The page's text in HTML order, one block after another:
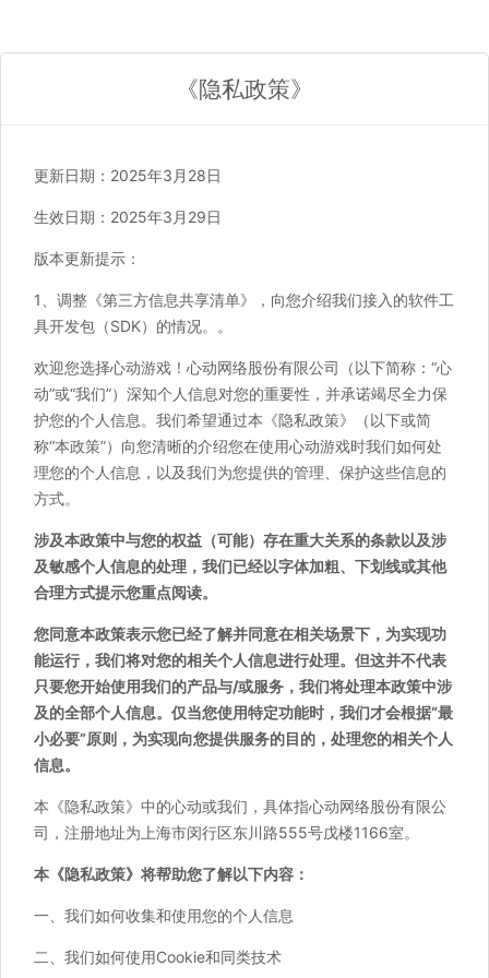
《隐私政策》
更新日期：2025年3月28日
生效日期：2025年3月29日
版本更新提示：
1、调整《第三方信息共享清单》，向您介绍我们接入的软件工
具开发包（SDK）的情况。。
欢迎您选择心动游戏！心动网络股份有限公司（以下简称：“心
动”或“我们”）深知个人信息对您的重要性，并承诺竭尽全力保
护您的个人信息。我们希望通过本《隐私政策》（以下或简
称“本政策”）向您清晰的介绍您在使用心动游戏时我们如何处
理您的个人信息，以及我们为您提供的管理、保护这些信息的
方式。
涉及本政策中与您的权益（可能）存在重大关系的条款以及涉
及敏感个人信息的处理，我们已经以字体加粗、下划线或其他
合理方式提示您重点阅读。
您同意本政策表示您已经了解并同意在相关场景下，为实现功
能运行，我们将对您的相关个人信息进行处理。但这并不代表
只要您开始使用我们的产品与/或服务，我们将处理本政策中涉
及的全部个人信息。仅当您使用特定功能时，我们才会根据“最
小必要”原则，为实现向您提供服务的目的，处理您的相关个人
信息。
本《隐私政策》中的心动或我们，具体指心动网络股份有限公
司，注册地址为上海市闵行区东川路555号戊楼1166室。
本《隐私政策》将帮助您了解以下内容：
一、我们如何收集和使用您的个人信息
二、我们如何使用Cookie和同类技术